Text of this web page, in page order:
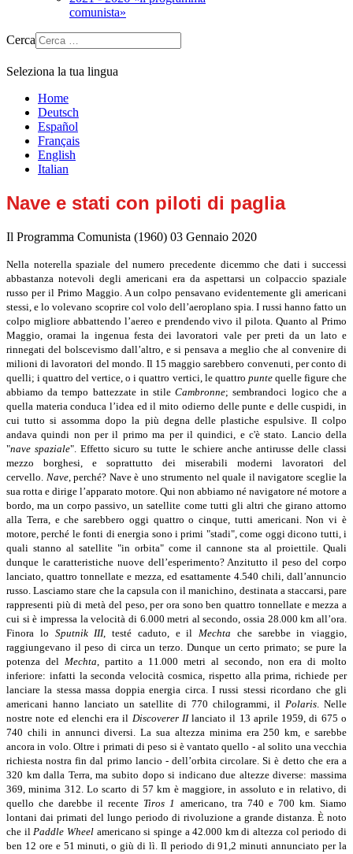
comunista»
Cerca
Seleziona la tua lingua
Home
Deutsch
Español
Français
English
Italian
Nave e stati con piloti di paglia
Il Programma Comunista (1960) 03 Gennaio 2020
Nella noterella spaziale del numero precedente dicemmo che dati i successi
abbastanza notevoli degli americani era da aspettarsi un colpaccio spaziale
russo per il Primo Maggio. A un colpo pensavano evidentemente gli americani
stessi, e lo volevano scoprire col volo dell’aeroplano spia. I russi hanno fatto un
colpo migliore abbattendo l’aereo e prendendo vivo il pilota. Quanto al Primo
Maggio, oramai la ingenua festa dei lavoratori vale per preti da un lato e
rinnegati del bolscevismo dall’altro, e si pensava a meglio che al convenire di
milioni di lavoratori del mondo. Il 15 maggio sarebbero convenuti, per conto di
quelli; i quattro del vertice, o i quattro vertici, le quattro puntequelle figure che
abbiamo da tempo battezzate in stileCambronne; sembrandoci logico che a
quella materia conduca l’idea ed il mito odierno delle punte e delle cuspidi, in
cui tutto si assomma dopo la più degna delle plastiche espulsive. Il colpo
andava quindi non per il primo ma per il quindici, e c'è stato. Lancio della
"nave spaziale". Effetto sicuro su tutte le schiere anche antirusse delle classi
mezzo borghesi, e soprattutto dei miserabili moderni lavoratori del
cervello. Nave, perché? Nave è uno strumento nel quale il navigatore sceglie la
sua rotta e dirige l’apparato motore. Qui non abbiamo né navigatore né motore a
bordo, ma un corpo passivo, un satellite come tutti gli altri che girano attorno
alla Terra, e che sarebbero oggi quattro o cinque, tutti americani. Non vi è
motore, perché le fonti di energia sono i primi "stadi", come oggi dicono tutti, i
quali stanno al satellite "in orbita" come il cannone sta al proiettile. Quali
dunque le caratteristiche nuove dell’esperimento? Anzitutto il peso del corpo
lanciato, quattro tonnellate e mezza, ed esattamente 4.540 chili, dall’annuncio
russo. Lasciamo stare che la capsula con il manichino, destinata a staccarsi, pare
rappresenti più di metà del peso, per ora sono ben quattro tonnellate e mezza a
cui si è impressa la velocità di 6.000 metri al secondo, ossia 28.000 km all’ora.
Finora lo Sputnik III, testé caduto, e il Mechta che sarebbe in viaggio,
raggiungevano il peso di circa un terzo. Dunque un certo primato; se pure la
potenza del Mechta, partito a 11.000 metri al secondo, non era di molto
inferiore: infatti la seconda velocità cosmica, rispetto alla prima, richiede per
lanciare la stessa massa doppia energia circa. I russi stessi ricordano che gli
americani hanno lanciato un satellite di 770 chilogrammi, il Polaris. Nelle
nostre note ed elenchi era il Discoverer IIlanciato il 13 aprile 1959, di 675 o
740 chili in annunci diversi. La sua altezza minima era 250 km, e sarebbe
ancora in volo. Oltre i primati di peso si è vantato quello - al solito una vecchia
richiesta nostra fin dal primo lancio - dell’orbita circolare. Si è detto che era a
320 km dalla Terra, ma subito dopo si indicano due altezze diverse: massima
369, minima 312. Lo scarto di 57 km è maggiore, in assoluto e in relativo, di
quello che darebbe il recente Tiros 1 americano, tra 740 e 700 km. Siamo
lontani dai primati del lungo periodo di rivoluzione a grande distanza. È noto
che ilPaddle Wheelamericano si spinge a 42.000 km di altezza col periodo di
ben 12 ore e 51 minuti, o giù di lì. Il periodo di 91,2 minuti annunciato per la